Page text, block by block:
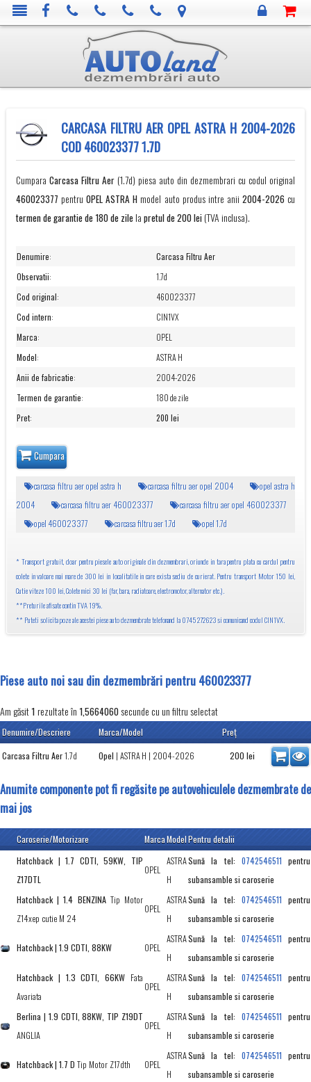
CARCASA FILTRU AER OPEL ASTRA H 2004-2026
COD 460023377 1.7D
Cumpara Carcasa Filtru Aer(1.7d) piesa auto din dezmembrari cu codul original
460023377 pentruOPEL ASTRA H model auto produs intre anii2004-2026 cu
termen de garantie de 180 de zile la pretul de 200 lei(TVA inclusa).
Denumire:
Carcasa Filtru Aer
Observatii:
1.7d
Cod original:
460023377
Cod intern:
CIN1VX
Marca:
OPEL
Model:
ASTRA H
Anii de fabricatie:
2004-2026
Termen de garantie:
180 de zile
Pret: 200 lei
Cumpara
carcasa filtru aer opel astra h carcasa filtru aer opel 2004
opel astra h
2004
carcasa filtru aer 460023377
carcasa filtru aer opel 460023377
opel 460023377
carcasa filtru aer 1.7d opel 1.7d
* Transport gratuit, doar pentru piesele auto originale din dezmembrari, oriunde in tara pentru plata cu cardul pentru
colete in valoare mai mare de 300 lei in localitatile in care exista sediu de curierat. Pentru transport Motor 150 lei,
Cutie viteze 100 lei, Colete mici 30 lei (far, bara, radiatoare, electromotor, alternator etc.).
**Preturile afisate contin TVA 19%.
** Puteti solicita poze ale acestei piese auto dezmembrate telefonand la 0745 272623 si comunicand codul CIN1VX.
Piese auto noi sau din dezmembrări pentru 460023377
Am găsit1 rezultate în 1,5664060secunde cu un filtru selectat
Denumire/Descriere Marca/Model
Preţ
Carcasa Filtru Aer1.7d Opel | ASTRA H | 2004-2026 200 lei
Anumite componente pot fi regăsite pe autovehiculele dezmembrate de
mai jos
Caroserie/Motorizare MarcaModelPentru detalii
Hatchback | 1.7 CDTI, 59KW, TIP
Z17DTL
OPEL
ASTRA
H
Sună la tel: 0742546511 pentru
subansamble si caroserie
Hatchback | 1.4 BENZINATip Motor
Z14xep cutie M 24
OPEL
ASTRA
H
Sună la tel: 0742546511 pentru
subansamble si caroserie
Hatchback | 1.9 CDTI, 88KW OPEL
ASTRA
H
Sună la tel: 0742546511 pentru
subansamble si caroserie
Hatchback | 1.3 CDTI, 66KW Fata
Avariata
OPEL
ASTRA
H
Sună la tel: 0742546511 pentru
subansamble si caroserie
Berlina | 1.9 CDTI, 88KW, TIP Z19DT
ANGLIA
OPEL
ASTRA
H
Sună la tel: 0742546511 pentru
subansamble si caroserie
Hatchback | 1.7 D Tip Motor Z17dth OPEL
ASTRA
H
Sună la tel: 0742546511 pentru
subansamble si caroserie